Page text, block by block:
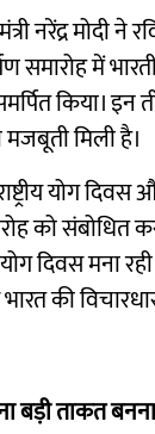
नरेंद्र मोदी
समारोह में
किया।
मजबूती मिली है।
योग
को संबोधित
योग दिवस
की
बड़ी ताकत